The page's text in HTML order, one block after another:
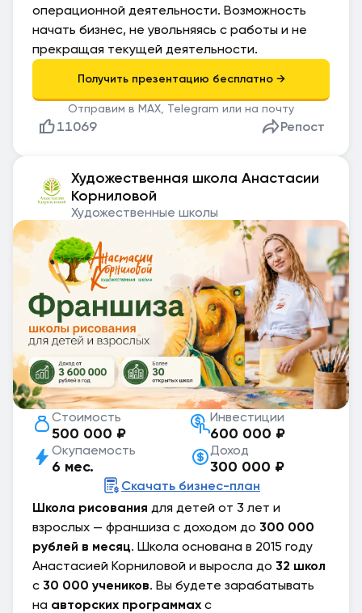
операционной деятельности. Возможность
начать бизнес, не увольняясь с работы и не
прекращая текущей деятельности.
Отправим в MAX, Telegram или на почту
Репост
11069
Художественная школа Анастасии
Корниловой
Художественные школы
Стоимость
500 000 ₽
Инвестиции
600 000 ₽
Окупаемость
6 мес.
Доход
300 000 ₽
Школа рисования для детей от 3 лет и
взрослых — франшиза с доходом до 300 000
рублей в месяц. Школа основана в 2015 году
Анастасией Корниловой и выросла до 32 школ
с 30 000 учеников. Вы будете зарабатывать
на авторских программах с
Скачать бизнес-план